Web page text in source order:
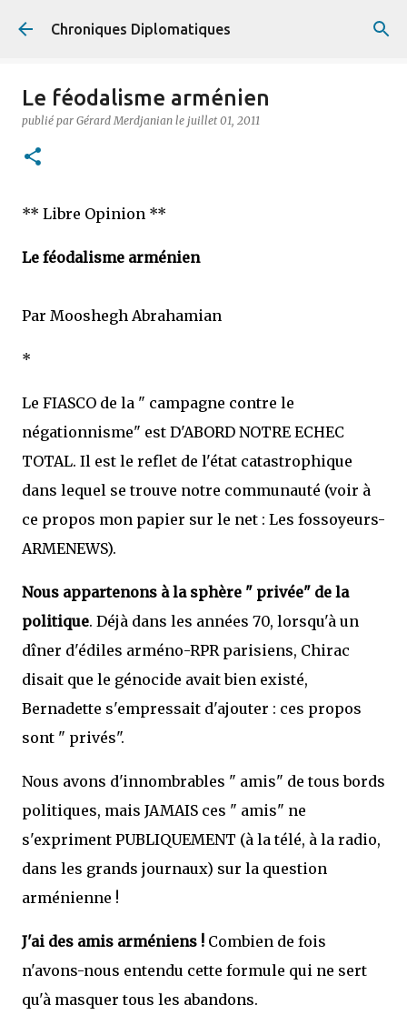
Accéder au contenu principal
Chroniques Diplomatiques
Le féodalisme arménien
publié par Gérard Merdjanian le juillet 01, 2011
** Libre Opinion **
Le féodalisme arménien
Par Mooshegh Abrahamian
*
Le FIASCO de la " campagne contre le
négationnisme" est D'ABORD NOTRE ECHEC
TOTAL. Il est le reflet de l'état catastrophique
dans lequel se trouve notre communauté (voir à
ce propos mon papier sur le net : Les fossoyeurs-
ARMENEWS).
Nous appartenons à la sphère " privée" de la
politique. Déjà dans les années 70, lorsqu'à un
dîner d'édiles arméno-RPR parisiens, Chirac
disait que le génocide avait bien existé,
Bernadette s'empressait d'ajouter : ces propos
sont " privés".
Nous avons d'innombrables " amis" de tous bords
politiques, mais JAMAIS ces " amis" ne
s'expriment PUBLIQUEMENT (à la télé, à la radio,
dans les grands journaux) sur la question
arménienne !
J'ai des amis arméniens ! Combien de fois
n'avons-nous entendu cette formule qui ne sert
qu'à masquer tous les abandons.